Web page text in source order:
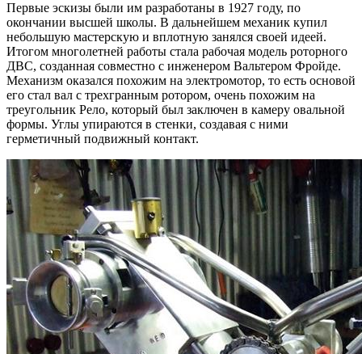
Первые эскизы были им разработаны в 1927 году, по
окончании высшей школы. В дальнейшем механик купил
небольшую мастерскую и вплотную занялся своей идеей.
Итогом многолетней работы стала рабочая модель роторного
ДВС, созданная совместно с инженером Вальтером Фройде.
Механизм оказался похожим на электромотор, то есть основой
его стал вал с трехгранным ротором, очень похожим на
треугольник Рело, который был заключен в камеру овальной
формы. Углы упираются в стенки, создавая с ними
герметичный подвижный контакт.